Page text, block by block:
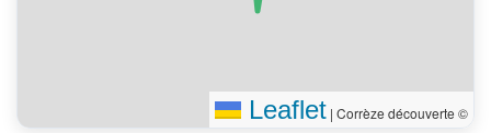
Leaflet | Corrèze découverte ©